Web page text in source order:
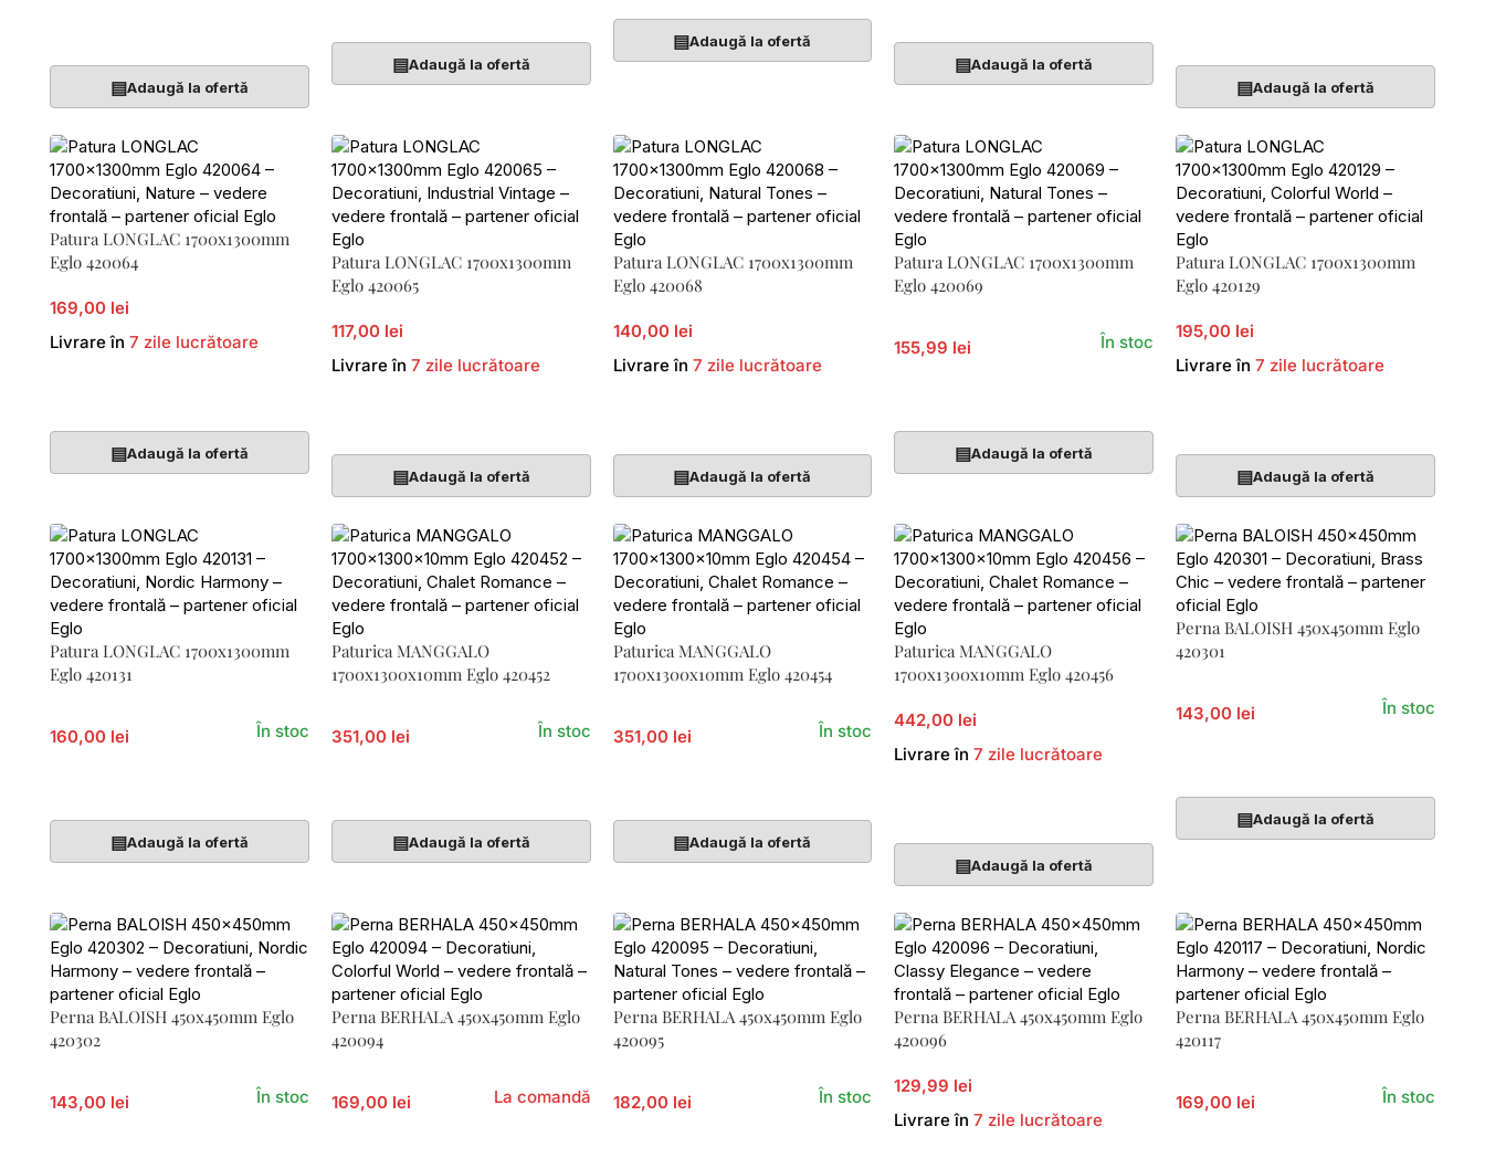
▤Adaugă la ofertă
▤Adaugă la ofertă
▤Adaugă la ofertă
▤Adaugă la ofertă
▤Adaugă la ofertă
Patura LONGLAC 1700x1300mm
Eglo 420064
169,00 lei
Livrare în 7 zile lucrătoare
▤Adaugă la ofertă
Patura LONGLAC 1700x1300mm
Eglo 420065
117,00 lei
Livrare în 7 zile lucrătoare
▤Adaugă la ofertă
Patura LONGLAC 1700x1300mm
Eglo 420068
140,00 lei
Livrare în 7 zile lucrătoare
▤Adaugă la ofertă
Patura LONGLAC 1700x1300mm
Eglo 420069
155,99 lei În stoc
▤Adaugă la ofertă
Patura LONGLAC 1700x1300mm
Eglo 420129
195,00 lei
Livrare în7 zile lucrătoare
▤Adaugă la ofertă
Patura LONGLAC 1700x1300mm
Eglo 420131
160,00 lei În stoc
▤Adaugă la ofertă
Paturica MANGGALO
1700x1300x10mm Eglo 420452
351,00 lei În stoc
▤Adaugă la ofertă
Paturica MANGGALO
1700x1300x10mm Eglo 420454
351,00 lei În stoc
▤Adaugă la ofertă
Paturica MANGGALO
1700x1300x10mm Eglo 420456
442,00 lei
Livrare în7 zile lucrătoare
▤Adaugă la ofertă
Perna BALOISH 450x450mm Eglo
420301
143,00 lei În stoc
▤Adaugă la ofertă
Perna BALOISH 450x450mm Eglo
420302
143,00 lei În stoc
Perna BERHALA 450x450mm Eglo
420094
169,00 lei La comandă
Perna BERHALA 450x450mm Eglo
420095
182,00 lei În stoc
Perna BERHALA 450x450mm Eglo
420096
129,99 lei
Livrare în7 zile lucrătoare
Perna BERHALA 450x450mm Eglo
420117
169,00 lei În stoc